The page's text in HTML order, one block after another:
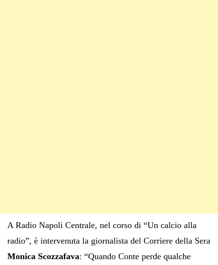
A Radio Napoli Centrale, nel corso di “Un calcio alla
radio”, è intervenuta la giornalista del Corriere della Sera
Monica Scozzafava: “Quando Conte perde qualche